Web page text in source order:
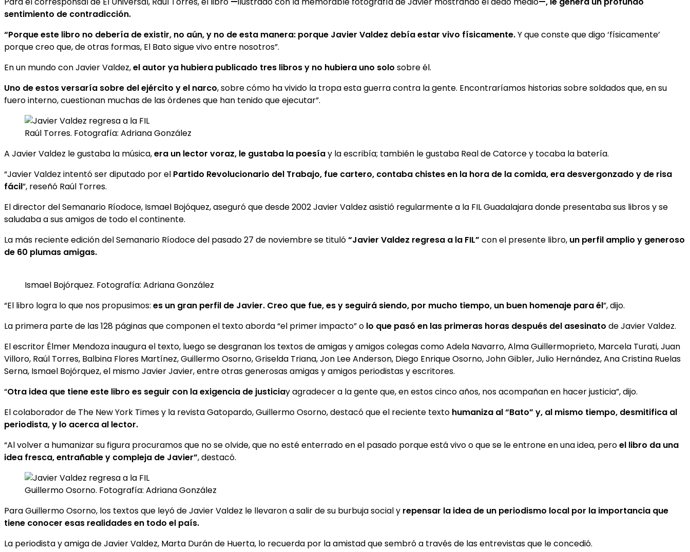
sentimiento de contradicción.
“Porqueeste libro no debería de existir, no aún, y no de esta manera: porque Javier Valdez debía estar vivo físicamente.Y que conste que digo ‘físicamente’
porque creo que, de otras formas, El Bato sigue vivo entre nosotros”.
En un mundo con Javier Valdez,el autor ya hubiera publicado tres libros y no hubiera uno solo sobre él.
Uno de estos versaría sobre del ejército y el narco, sobre cómo ha vivido la tropa esta guerra contra la gente. Encontraríamos historias sobre soldados que, en su
fuero interno, cuestionan muchas de las órdenes que han tenido que ejecutar”.
Raúl Torres. Fotografía: Adriana González
A Javier Valdez le gustaba la música,era un lector voraz, le gustaba la poesíay la escribía; también le gustaba Real de Catorce y tocaba la batería.
“Javier Valdez intentó ser diputado por el Partido Revolucionario del Trabajo, fue cartero, contaba chistes en la hora de la comida, era desvergonzado y de risa
fácil”, reseñó Raúl Torres.
El director del Semanario Ríodoce, Ismael Bojóquez, aseguró que desde 2002 Javier Valdez asistió regularmente a la FIL Guadalajara donde presentaba sus libros y se
saludaba a sus amigos de todo el continente.
La más reciente edición del Semanario Ríodoce del pasado 27 de noviembre se tituló“Javier Valdez regresa a la FIL” con el presente libro, un perfil amplio y generoso
de 60 plumas amigas.
Ismael Bojórquez. Fotografía: Adriana González
“El libro logra lo que nos propusimos: es un gran perfil de Javier. Creo que fue, es y seguirá siendo, por mucho tiempo, un buen homenaje para él”, dijo.
La primera parte de las 128 páginas que componen el texto aborda “el primer impacto” o lo que pasó en las primeras horas después del asesinato de Javier Valdez.
El escritor Élmer Mendoza inaugura el texto, luego se desgranan los textos de amigas y amigos colegas como Adela Navarro, Alma Guillermoprieto, Marcela Turati, Juan
Villoro, Raúl Torres, Balbina Flores Martínez, Guillermo Osorno, Griselda Triana, Jon Lee Anderson, Diego Enrique Osorno, John Gibler, Julio Hernández, Ana Cristina Ruelas
Serna, Ismael Bojórquez, el mismo Javier Javier, entre otras generosas amigas y amigos periodistas y escritores.
“Otra idea que tiene este libro es seguir con la exigencia de justiciay agradecer a la gente que, en estos cinco años, nos acompañan en hacer justicia”, dijo.
El colaborador de The New York Times y la revista Gatopardo, Guillermo Osorno, destacó que el reciente texto humaniza al “Bato” y, al mismo tiempo, desmitifica al
periodista, y lo acerca al lector.
“Al volver a humanizar su figura procuramos que no se olvide, que no esté enterrado en el pasado porque está vivo o que se le entrone en una idea, peroel libro da una
idea fresca, entrañable y compleja de Javier”, destacó.
Guillermo Osorno. Fotografía: Adriana González
Para Guillermo Osorno, los textos que leyó de Javier Valdez le llevaron a salir de su burbuja social y repensar la idea de un periodismo local por la importancia que
tiene conocer esas realidades en todo el país.
La periodista y amiga de Javier Valdez, Marta Durán de Huerta, lo recuerda por la amistad que sembró a través de las entrevistas que le concedió.